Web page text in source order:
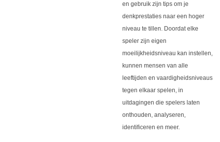
en gebruik zijn tips om je
denkprestaties naar een hoger
niveau te tillen. Doordat elke
speler zijn eigen
moeilijkheidsniveau kan instellen,
kunnen mensen van alle
leeftijden en vaardigheidsniveaus
tegen elkaar spelen, in
uitdagingen die spelers laten
onthouden, analyseren,
identificeren en meer.